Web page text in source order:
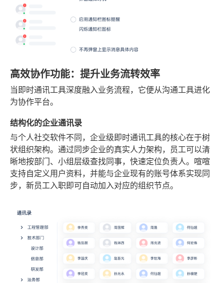
高效协作功能：提升业务流转效率
当即时通讯工具深度融入业务流程，它便从沟通工具进化
为协作平台。
结构化的企业通讯录
与个人社交软件不同，企业级即时通讯工具的核心在于树
状组织架构。通过同步企业的真实人力架构，员工可以清
晰地按部门、小组层级查找同事，快速定位负责人。喧喧
支持自定义用户资料，并能与企业现有的账号体系实现同
步，新员工入职即可自动加入对应的组织节点。